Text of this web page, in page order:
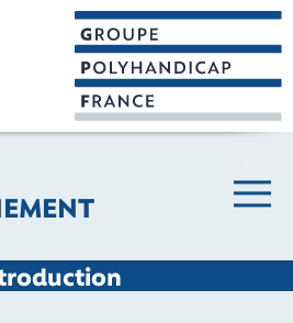
GROUPE
Faire connaître et